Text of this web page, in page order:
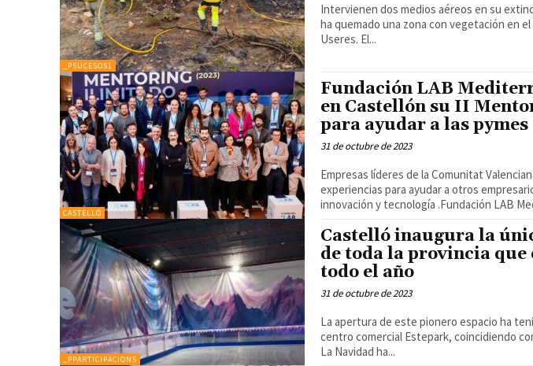
_PSUCESOS1
Intervienen dos medios aéreos en su extinción Un incendio este
ha quemado una zona con vegetación en
Useres. El...
CASTELLÓ
Fundación LAB
en Castellón su II
para ayudar a las pymes
31 de octubre de 2023
Empresas líderes de la Comunitat
experiencias para ayudar a otros
innovación y tecnología
_PPARTICIPACION5
Castelló inaugura la
de toda la provincia
todo el año
31 de octubre de 2023
La apertura de este pionero espacio ha
centro comercial Estepark, coincidiendo
La Navidad ha...